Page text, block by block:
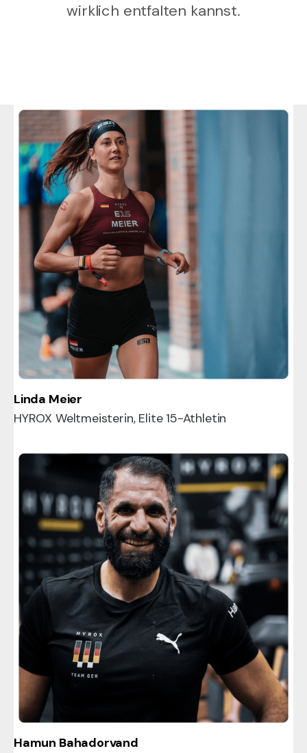
wirklich entfalten kannst.
Linda Meier
HYROX Weltmeisterin, Elite 15-Athletin
Hamun Bahadorvand